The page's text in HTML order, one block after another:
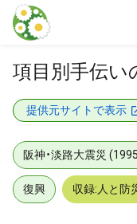
本文に飛ぶ
項目別手伝い
提供元サイトで表示
阪神・淡路大震災
復興 収録:人と